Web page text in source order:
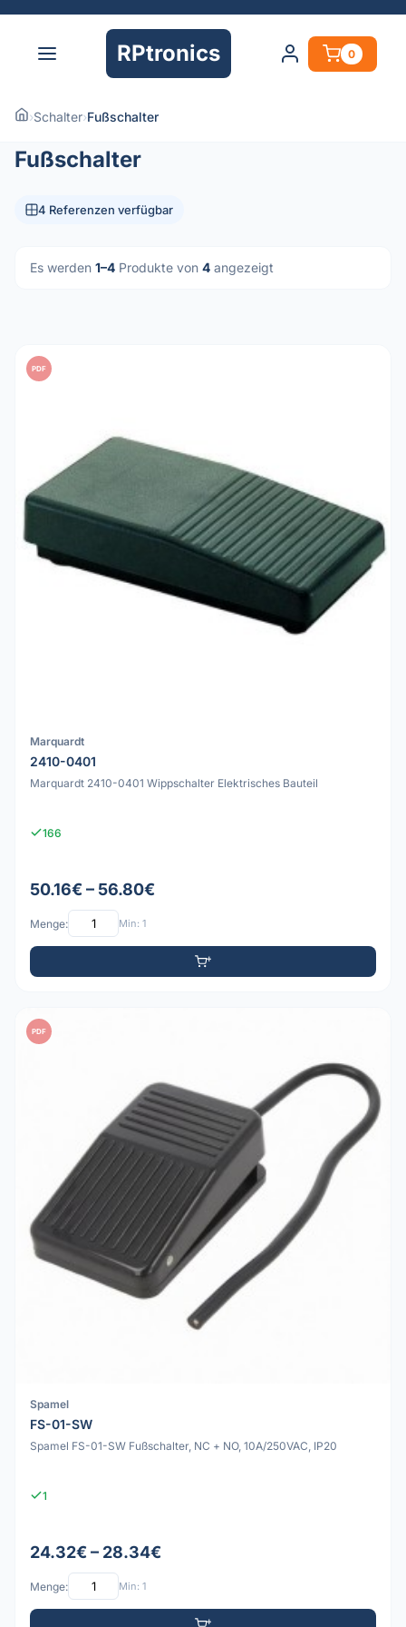
RPtronics 0
›Schalter›Fußschalter
Fußschalter
4 Referenzen verfügbar
Es werden 1–4 Produkte von 4 angezeigt
PDF
Marquardt
2410-0401
Marquardt 2410-0401 Wippschalter Elektrisches Bauteil
166
50.16€ – 56.80€
Menge: Min: 1
PDF
Spamel
FS-01-SW
Spamel FS-01-SW Fußschalter, NC + NO, 10A/250VAC, IP20
1
24.32€ – 28.34€
Menge: Min: 1